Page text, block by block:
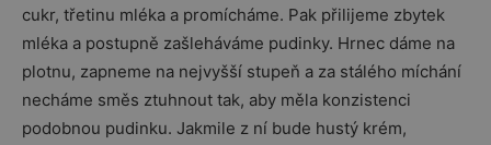
cukr, třetinu mléka a promícháme. Pak přilijeme zbytek
mléka a postupně zašleháváme pudinky. Hrnec dáme na
plotnu, zapneme na nejvyšší stupeň a za stálého míchání
necháme směs ztuhnout tak, aby měla konzistenci
podobnou pudinku. Jakmile z ní bude hustý krém,